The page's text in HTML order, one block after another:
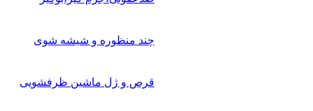
چند منظوره و شیشه شوی
قرص و ژل ماشین ظرفشویی